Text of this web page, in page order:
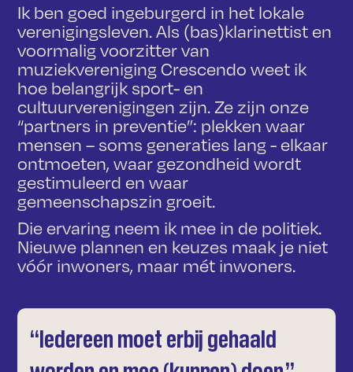
Ik ben goed ingeburgerd in het lokale
verenigingsleven. Als (bas)klarinettist en
voormalig voorzitter van
muziekvereniging Crescendo weet ik
hoe belangrijk sport- en
cultuurverenigingen zijn. Ze zijn onze
“partners in preventie”: plekken waar
mensen – soms generaties lang - elkaar
ontmoeten, waar gezondheid wordt
gestimuleerd en waar
gemeenschapszin groeit.
Die ervaring neem ik mee in de politiek.
Nieuwe plannen en keuzes maak je niet
vóór inwoners, maar mét inwoners.
“Iedereen moet erbij gehaald